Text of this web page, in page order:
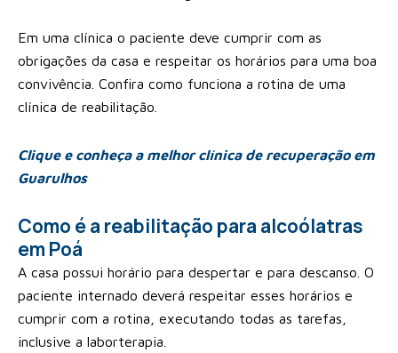
Em uma clínica o paciente deve cumprir com as
obrigações da casa e respeitar os horários para uma boa
convivência. Confira como funciona a rotina de uma
clínica de reabilitação.
Clique e conheça a melhor clínica de recuperação em
Guarulhos
Como é a reabilitação para alcoólatras
em Poá
A casa possui horário para despertar e para descanso. O
paciente internado deverá respeitar esses horários e
cumprir com a rotina, executando todas as tarefas,
inclusive a laborterapia.